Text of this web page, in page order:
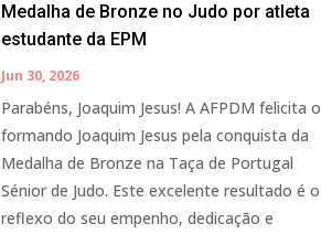
Medalha de Bronze no Judo por atleta
estudante da EPM
Jun 30, 2026
Parabéns, Joaquim Jesus! A AFPDM felicita o
formando Joaquim Jesus pela conquista da
Medalha de Bronze na Taça de Portugal
Sénior de Judo. Este excelente resultado é o
reflexo do seu empenho, dedicação e